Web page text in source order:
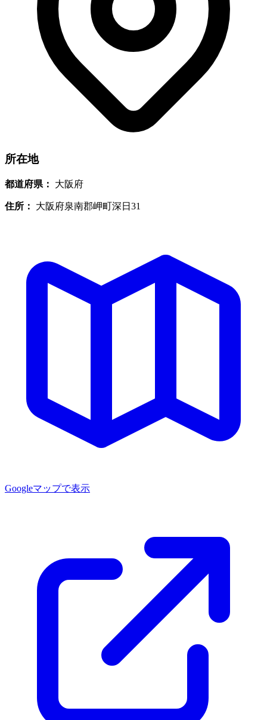
所在地
都道府県： 大阪府
住所： 大阪府泉南郡岬町深日31
Googleマップで表示